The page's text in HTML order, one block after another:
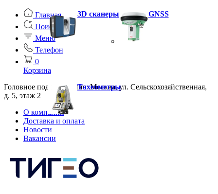
Главная
Поиск
Меню
Телефон
0
Корзина
Головное подразделение: Москва, ул. Сельскохозяйственная,
д. 5, этаж 2
О компании
Доставка и оплата
Новости
Вакансии
3D сканеры GNSS
Тахеометры